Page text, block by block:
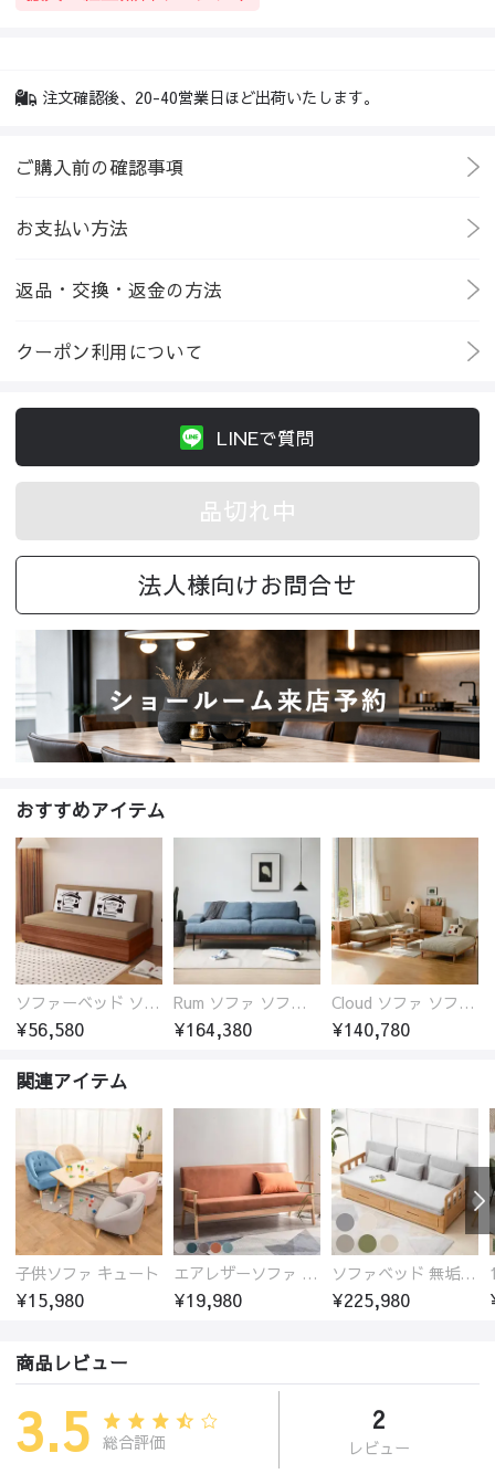
注文確認後、20-40営業日ほど出荷いたします。
ご購入前の確認事項
お支払い方法
返品・交換・返金の方法
クーポン利用について
LINEで質問
品切れ中
法人様向けお問合せ
おすすめアイテム
ソファーベッド ソファベッド 2人 3人掛け 「幅100～180cm」ソファー ソファーベッド 1人掛け 2人掛け 3人掛け 収納付き 北欧 コンパクト-fsx-1005
¥56,580
Rum ソファ ソファー おしゃれ 1人掛け～4人掛け ウォールナットorオーク材フレーム 西海岸風 肘掛
¥164,380
Cloud ソファ ソファーおしゃれ 1人掛け～3人掛け チェリー材フレーム 木製 北欧 おしゃれ 5カラー 自由レイアウト
¥140,780
関連アイテム
子供ソファ キュート
¥15,980
エアレザーソファ おしゃれ 無地 1人用 二人掛け 3人掛け
¥19,980
ソファベッド 無垢材フレーム
¥225,980
商品レビュー
3.5 総合評価
2
レビュー